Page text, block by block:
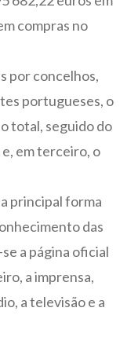
compras no
por concelhos,
portugueses, o
total, seguido do
em terceiro, o
principal forma
das
a página oficial
a imprensa,
a televisão e a